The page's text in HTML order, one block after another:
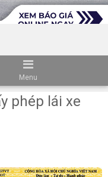
Menu
phép lái xe